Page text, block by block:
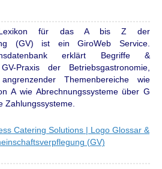
Lexikon für das A bis Z der
(GV) ist ein GiroWeb Service.
erklärt Begriffe &
Praxis der Betriebsgastronomie,
Themenbereiche wie
A wie Abrechnungssysteme über G
Zahlungssysteme.